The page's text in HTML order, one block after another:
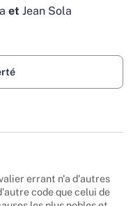
et Jean Sola
errant n'a d'autres
code que celui de